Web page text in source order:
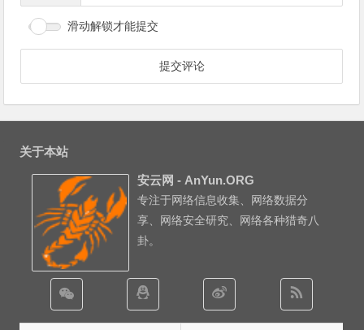
滑动解锁才能提交
关于本站
安云网 - AnYun.ORG
专注于网络信息收集、网络数据分
享、网络安全研究、网络各种猎奇八
卦。